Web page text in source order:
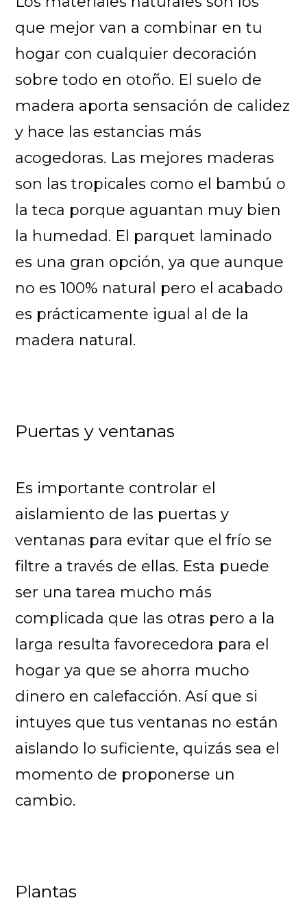
que mejor van a combinar en tu
hogar con cualquier decoración
sobre todo en otoño. El suelo de
madera aporta sensación de calidez
y hace las estancias más
acogedoras. Las mejores maderas
son las tropicales como el bambú o
la teca porque aguantan muy bien
la humedad. El parquet laminado
es una gran opción, ya que aunque
no es 100% natural pero el acabado
es prácticamente igual al de la
madera natural.
Puertas y ventanas
Es importante controlar el
aislamiento de las puertas y
ventanas para evitar que el frío se
filtre a través de ellas. Esta puede
ser una tarea mucho más
complicada que las otras pero a la
larga resulta favorecedora para el
hogar ya que se ahorra mucho
dinero en calefacción. Así que si
intuyes que tus ventanas no están
aislando lo suficiente, quizás sea el
momento de proponerse un
cambio.
Plantas